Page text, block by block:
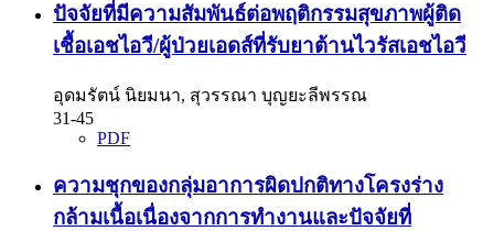
ปัจจัยที่มีความสัมพันธ์ต่อพฤติกรรมสุขภาพผู้ติด
เชื้อเอชไอวี/ผู้ป่วยเอดส์ที่รับยาต้านไวรัสเอชไอวี
อุดมรัตน์ นิยมนา, สุวรรณา บุญยะลีพรรณ
31-45
PDF
ความชุกของกลุ่มอาการผิดปกติทางโครงร่าง
กล้ามเนื้อเนื่องจากการทำงานและปัจจัยที่